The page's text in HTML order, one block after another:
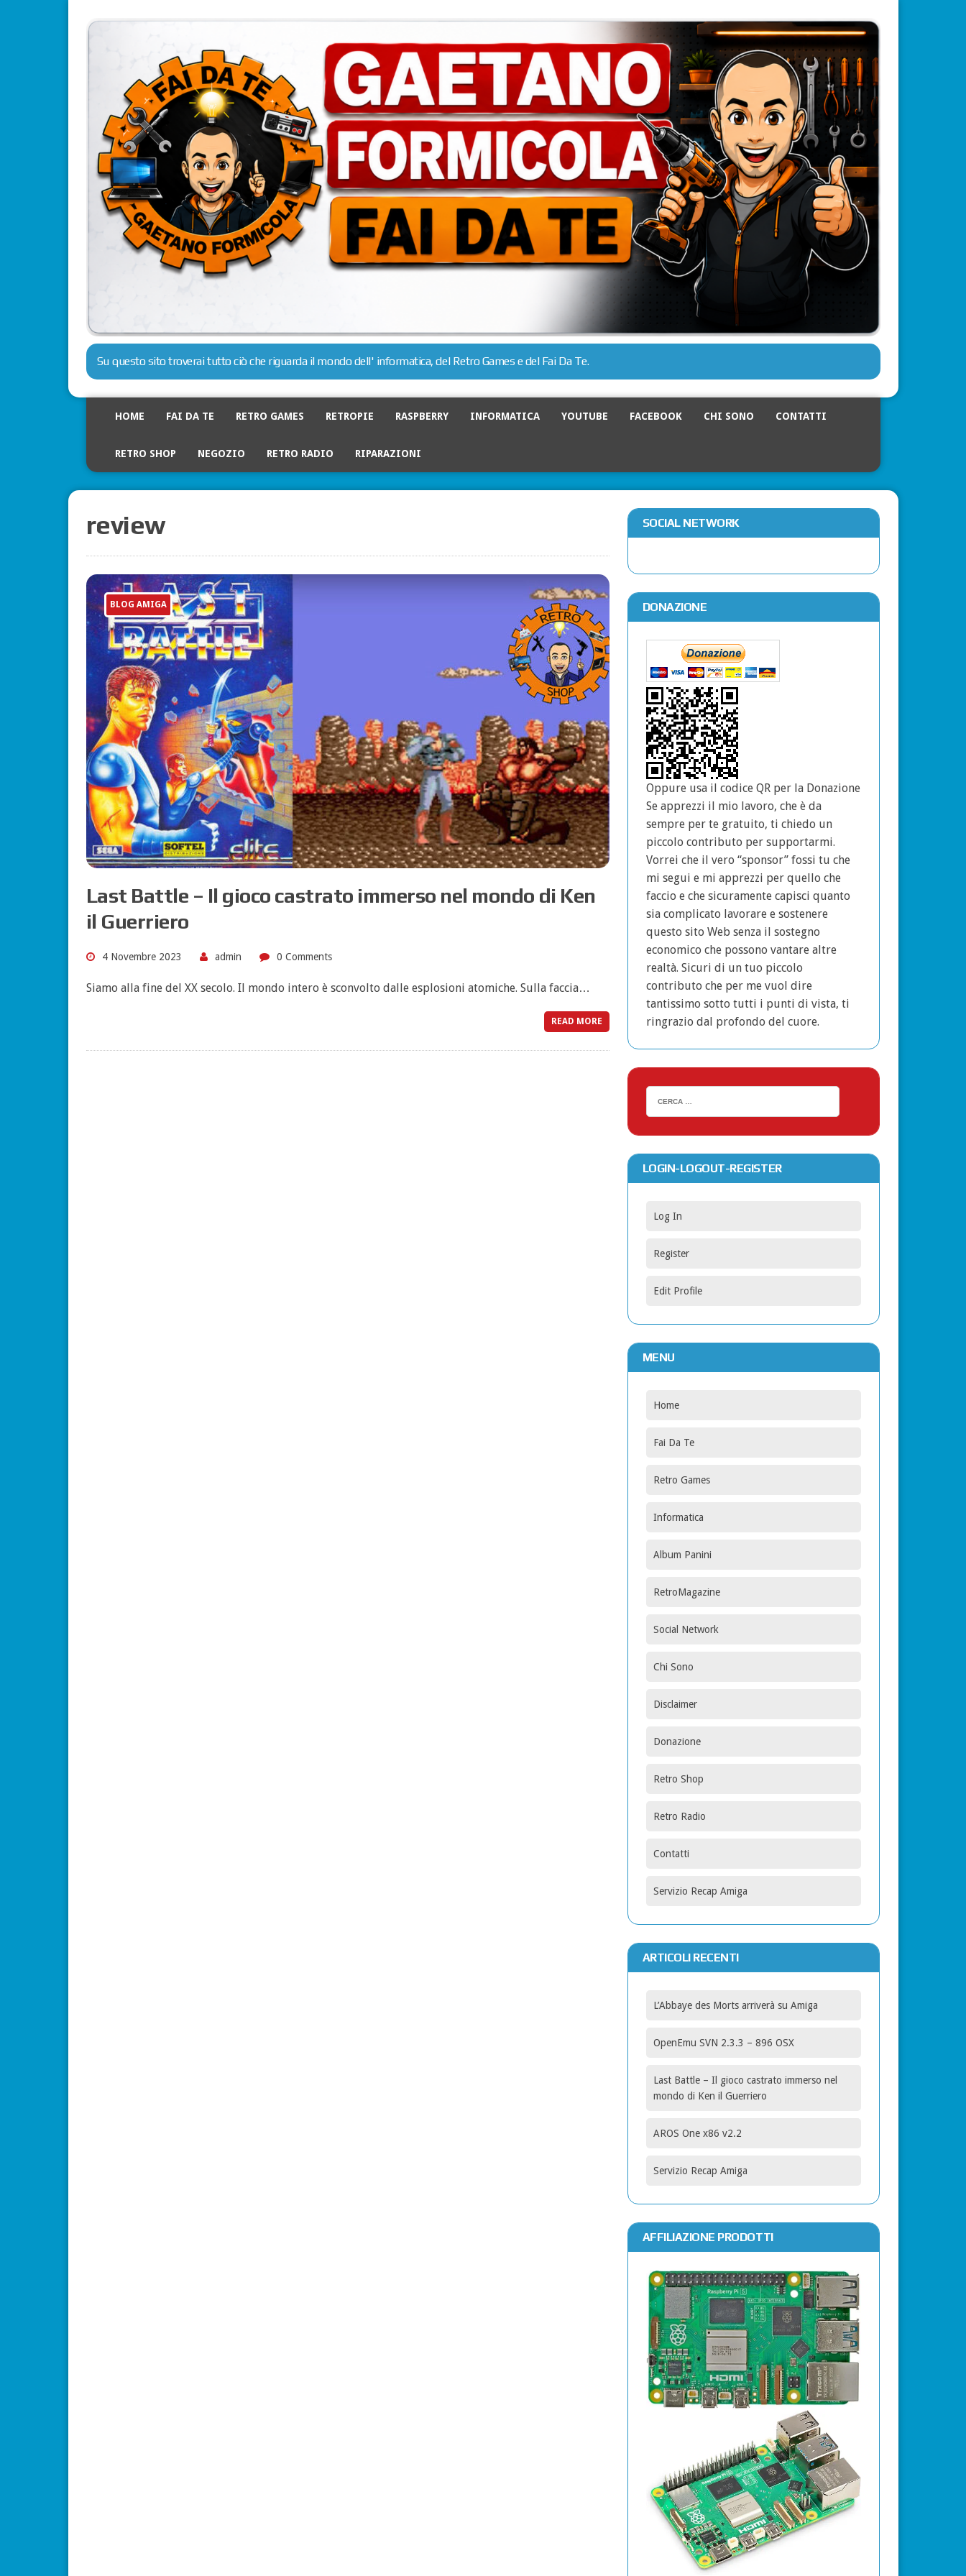
Su questo sito troverai tutto ciò che riguarda il mondo dell' informatica, del Retro Games e del Fai Da Te.
HOME FAI DA TE RETRO GAMES RETROPIE RASPBERRY INFORMATICA YOUTUBE FACEBOOK CHI SONO CONTATTI
RETRO SHOP NEGOZIO RETRO RADIO RIPARAZIONI
review
BLOG AMIGA
Last Battle – Il gioco castrato immerso nel mondo di Ken
il Guerriero
4 Novembre 2023 admin 0 Comments
Siamo alla fine del XX secolo. Il mondo intero è sconvolto dalle esplosioni atomiche. Sulla faccia…
READ MORE
SOCIAL NETWORK
DONAZIONE
Oppure usa il codice QR per la Donazione
Se apprezzi il mio lavoro, che è da
sempre per te gratuito, ti chiedo un
piccolo contributo per supportarmi.
Vorrei che il vero “sponsor” fossi tu che
mi segui e mi apprezzi per quello che
faccio e che sicuramente capisci quanto
sia complicato lavorare e sostenere
questo sito Web senza il sostegno
economico che possono vantare altre
realtà. Sicuri di un tuo piccolo
contributo che per me vuol dire
tantissimo sotto tutti i punti di vista, ti
ringrazio dal profondo del cuore.
LOGIN-LOGOUT-REGISTER
Log In
Register
Edit Profile
MENU
Home
Fai Da Te
Retro Games
Informatica
Album Panini
RetroMagazine
Social Network
Chi Sono
Disclaimer
Donazione
Retro Shop
Retro Radio
Contatti
Servizio Recap Amiga
ARTICOLI RECENTI
L’Abbaye des Morts arriverà su Amiga
OpenEmu SVN 2.3.3 – 896 OSX
Last Battle – Il gioco castrato immerso nel
mondo di Ken il Guerriero
AROS One x86 v2.2
Servizio Recap Amiga
AFFILIAZIONE PRODOTTI